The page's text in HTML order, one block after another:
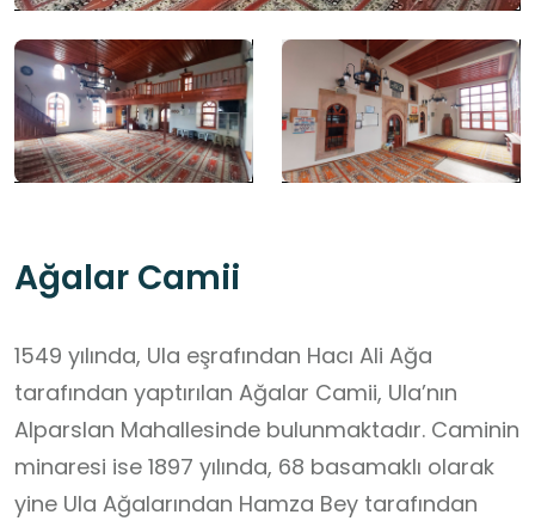
Ağalar Camii
1549 yılında, Ula eşrafından Hacı Ali Ağa
tarafından yaptırılan Ağalar Camii, Ula’nın
Alparslan Mahallesinde bulunmaktadır. Caminin
minaresi ise 1897 yılında, 68 basamaklı olarak
yine Ula Ağalarından Hamza Bey tarafından